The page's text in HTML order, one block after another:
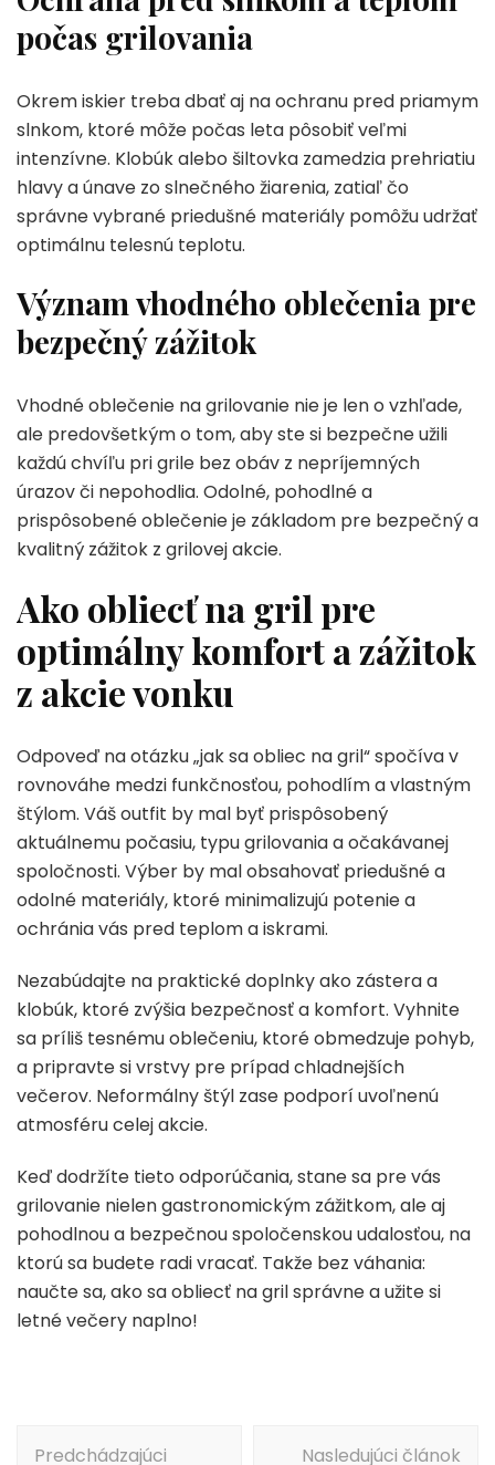
počas grilovania
Okrem iskier treba dbať aj na ochranu pred priamym
slnkom, ktoré môže počas leta pôsobiť veľmi
intenzívne. Klobúk alebo šiltovka zamedzia prehriatiu
hlavy a únave zo slnečného žiarenia, zatiaľ čo
správne vybrané priedušné materiály pomôžu udržať
optimálnu telesnú teplotu.
Význam vhodného oblečenia pre
bezpečný zážitok
Vhodné oblečenie na grilovanie nie je len o vzhľade,
ale predovšetkým o tom, aby ste si bezpečne užili
každú chvíľu pri grile bez obáv z nepríjemných
úrazov či nepohodlia. Odolné, pohodlné a
prispôsobené oblečenie je základom pre bezpečný a
kvalitný zážitok z grilovej akcie.
Ako obliecť na gril pre
optimálny komfort a zážitok
z akcie vonku
Odpoveď na otázku „jak sa obliec na gril“ spočíva v
rovnováhe medzi funkčnosťou, pohodlím a vlastným
štýlom. Váš outfit by mal byť prispôsobený
aktuálnemu počasiu, typu grilovania a očakávanej
spoločnosti. Výber by mal obsahovať priedušné a
odolné materiály, ktoré minimalizujú potenie a
ochránia vás pred teplom a iskrami.
Nezabúdajte na praktické doplnky ako zástera a
klobúk, ktoré zvýšia bezpečnosť a komfort. Vyhnite
sa príliš tesnému oblečeniu, ktoré obmedzuje pohyb,
a pripravte si vrstvy pre prípad chladnejších
večerov. Neformálny štýl zase podporí uvoľnenú
atmosféru celej akcie.
Keď dodržíte tieto odporúčania, stane sa pre vás
grilovanie nielen gastronomickým zážitkom, ale aj
pohodlnou a bezpečnou spoločenskou udalosťou, na
ktorú sa budete radi vracať. Takže bez váhania:
naučte sa, ako sa obliecť na gril správne a užite si
letné večery naplno!
Navigácia
Predchádzajúci
Nasledujúci článok